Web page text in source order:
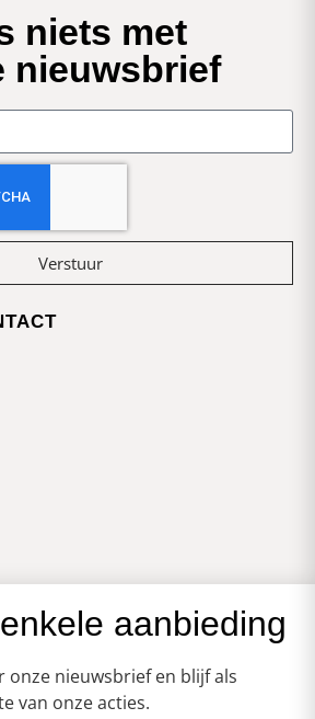
niets met
nieuwsbrief
Verstuur
aanbieding
onze nieuwsbrief en blijf als
van onze acties.